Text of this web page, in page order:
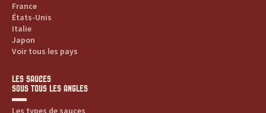
France
États-Unis
Italie
Japon
Voir tous les pays
LES SAUCES
SOUS TOUS LES ANGLES
Les types de sauces